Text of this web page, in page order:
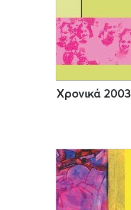
Χρονικά 2003